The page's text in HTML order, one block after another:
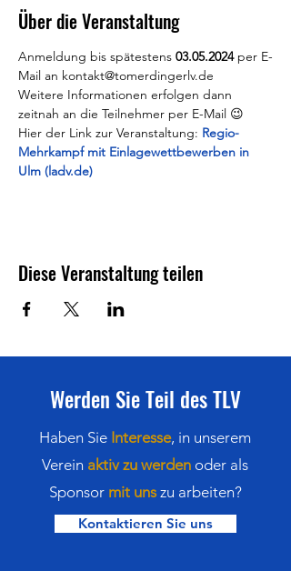
Über die Veranstaltung
Anmeldung bis spätestens 03.05.2024 per E-
Mail an kontakt@tomerdingerlv.de
Weitere Informationen erfolgen dann
zeitnah an die Teilnehmer per E-Mail 😉
Hier der Link zur Veranstaltung: Regio-
Mehrkampf mit Einlagewettbewerben in
Ulm (ladv.de)
Diese Veranstaltung teilen
Werden Sie Teil des TLV
Haben Sie Interesse, in unserem
Verein aktiv zu werden oder als
Sponsor mit unszu arbeiten?
Kontaktieren Sie uns